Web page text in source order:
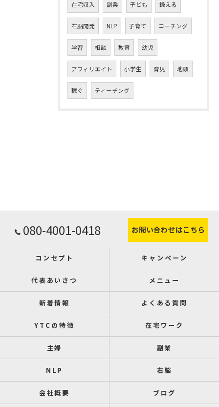
在宅収入 副業 子ども 鍛える
右脳開発 NLP 子育て コーチング
学習 相談 教育 幼児
アフィリエイト 小学生 育児 地頭
稼ぐ ティーチング
080-4001-0418 お問い合わせはこちら
コンセプト キャンペーン
代表あいさつ メニュー
新着情報 よくある質問
YTCの特徴 在宅ワーク
主婦 副業
NLP 右脳
会社概要 ブログ